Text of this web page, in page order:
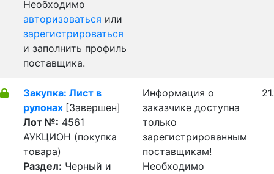
Необходимо
авторизоваться или
зарегистрироваться
и заполнить профиль
поставщика.
Закупка: Лист в
рулонах [Завершен]
Лот №: 4561
АУКЦИОН (покупка
товара)
Раздел: Черный и
Информация о
заказчике доступна
только
зарегистрированным
поставщикам!
Необходимо